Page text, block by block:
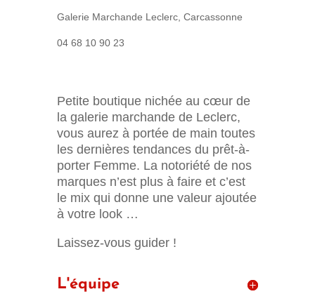
Galerie Marchande Leclerc, Carcassonne
04 68 10 90 23
Petite boutique nichée au cœur de
la galerie marchande de Leclerc,
vous aurez à portée de main toutes
les dernières tendances du prêt-à-
porter Femme. La notoriété de nos
marques n’est plus à faire et c’est
le mix qui donne une valeur ajoutée
à votre look …
Laissez-vous guider !
L'équipe